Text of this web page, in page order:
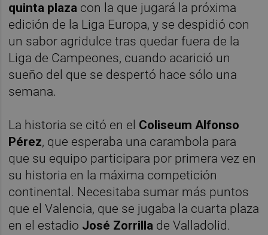
quinta plaza con la que jugará la próxima
edición de la Liga Europa, y se despidió con
un sabor agridulce tras quedar fuera de la
Liga de Campeones, cuando acarició un
sueño del que se despertó hace sólo una
semana.
La historia se citó en el Coliseum Alfonso
Pérez, que esperaba una carambola para
que su equipo participara por primera vez en
su historia en la máxima competición
continental. Necesitaba sumar más puntos
que el Valencia, que se jugaba la cuarta plaza
en el estadio José Zorrilla de Valladolid.